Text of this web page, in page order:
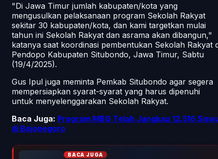
"Di Jawa Timur jumlah kabupaten/kota yang
mengusulkan pelaksanaan program Sekolah Rakyat
sekitar 30 kabupaten/kota, dan kami targetkan mulai
tahun ini Sekolah Rakyat dan asrama akan dibangun,"
katanya saat koordinasi pembentukan Sekolah Rakyat
Pendopo Kabupaten Situbondo, Jawa Timur, Sabtu
(19/4/2025).
Gus Ipul juga meminta Pemkab Situbondo agar segera
mempersiapkan syarat-syarat yang harus dipenuhi
untuk menyelenggarakan Sekolah Rakyat.
Baca Juga: Program MBG Telah Jangkau 12.516
di Bojonegoro
BACA JUGA